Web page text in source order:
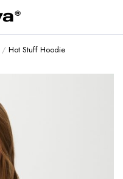
Hot Stuff Hoodie